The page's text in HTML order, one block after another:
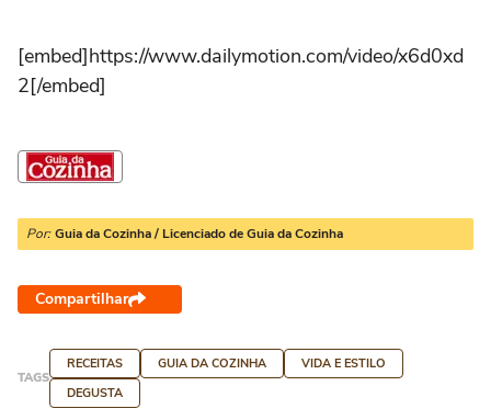
[embed]https://www.dailymotion.com/video/x6d0xd
2[/embed]
Por: Guia da Cozinha / Licenciado de Guia da Cozinha
Compartilhar
TAGS
RECEITAS GUIA DA COZINHA
VIDA E ESTILO
DEGUSTA